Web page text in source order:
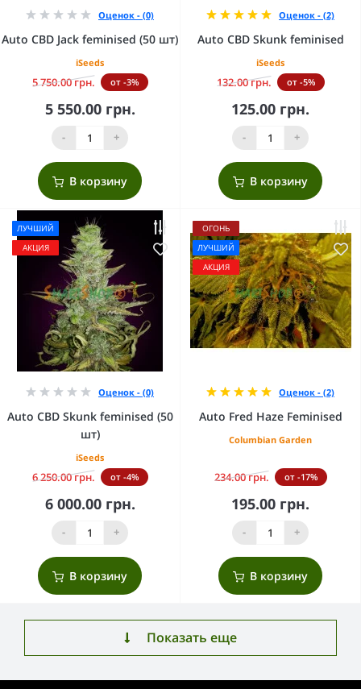
Оценок - (0)
Auto CBD Jack feminised (50 шт)
iSeeds
5 750.00 грн. от -3%
5 550.00 грн.
- +
В корзину
Оценок - (2)
Auto CBD Skunk feminised
iSeeds
132.00 грн. от -5%
125.00 грн.
- +
В корзину
ЛУЧШИЙ
АКЦИЯ
Оценок - (0)
Auto CBD Skunk feminised (50
шт)
iSeeds
6 250.00 грн. от -4%
6 000.00 грн.
- +
В корзину
ОГОНЬ
ЛУЧШИЙ
АКЦИЯ
Оценок - (2)
Auto Fred Haze Feminised
Columbian Garden
234.00 грн. от -17%
195.00 грн.
- +
В корзину
Показать еще